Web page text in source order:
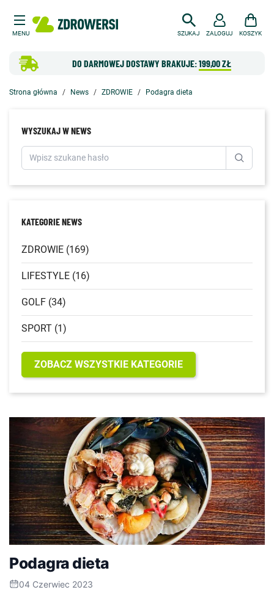
MENU SZUKAJ
DO DARMOWEJ DOSTAWY BRAKUJE:199,00 ZŁ
ZALOGUJ KOSZYK
Strona główna News ZDROWIE Podagra dieta
WYSZUKAJ W NEWS
KATEGORIE NEWS
ZDROWIE (169)
LIFESTYLE (16)
GOLF (34)
SPORT (1)
ZOBACZ WSZYSTKIE KATEGORIE
Podagra dieta
04 Czerwiec 2023